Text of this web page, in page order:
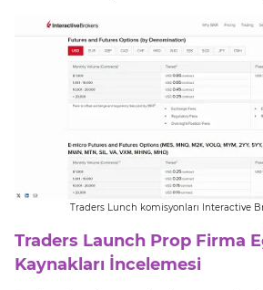
Traders Lunch komisyonları Interactive
Traders Launch Prop Firma
Kaynakları İncelemesi